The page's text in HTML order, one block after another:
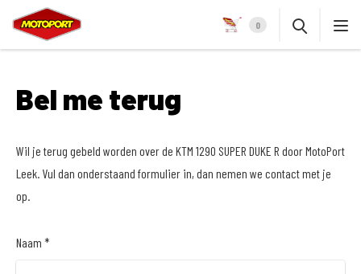
0
Bel me terug
Wil je terug gebeld worden over de KTM 1290 SUPER DUKE R door MotoPort
Leek. Vul dan onderstaand formulier in, dan nemen we contact met je
op.
Naam *